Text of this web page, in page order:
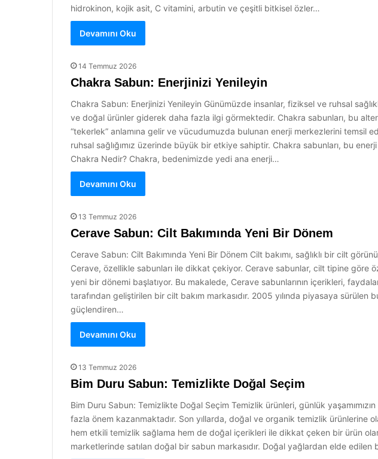
hidrokinon, kojik asit, C vitamini, arbutin ve çeşitli bitkisel özler…
Devamını Oku
14 Temmuz 2026
Chakra Sabun: Enerjinizi Yenileyin
Chakra Sabun: Enerjinizi Yenileyin Günümüzde insanlar, fiziksel ve ruhsal
ve doğal ürünler giderek daha fazla ilgi görmektedir. Chakra sabunları, bu
“tekerlek” anlamına gelir ve vücudumuzda bulunan enerji merkezlerini
ruhsal sağlığımız üzerinde büyük bir etkiye sahiptir. Chakra sabunları, bu
Chakra Nedir? Chakra, bedenimizde yedi ana enerji…
Devamını Oku
13 Temmuz 2026
Cerave Sabun: Cilt Bakımında Yeni Bir Dönem
Cerave Sabun: Cilt Bakımında Yeni Bir Dönem Cilt bakımı, sağlıklı bir cilt
Cerave, özellikle sabunları ile dikkat çekiyor. Cerave sabunlar, cilt tipine göre
yeni bir dönemi başlatıyor. Bu makalede, Cerave sabunlarının içerikleri,
tarafından geliştirilen bir cilt bakım markasıdır. 2005 yılında piyasaya
güçlendiren…
Devamını Oku
13 Temmuz 2026
Bim Duru Sabun: Temizlikte Doğal Seçim
Bim Duru Sabun: Temizlikte Doğal Seçim Temizlik ürünleri, günlük
fazla önem kazanmaktadır. Son yıllarda, doğal ve organik temizlik ürünlerine
hem etkili temizlik sağlama hem de doğal içerikleri ile dikkat çeken bir ürün
marketlerinde satılan doğal bir sabun markasıdır. Doğal yağlardan elde